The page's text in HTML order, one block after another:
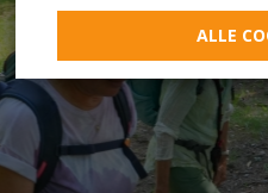
ALLE